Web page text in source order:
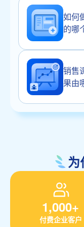
如何
的哪
销售
果由
为
1,000+
付费企业客户